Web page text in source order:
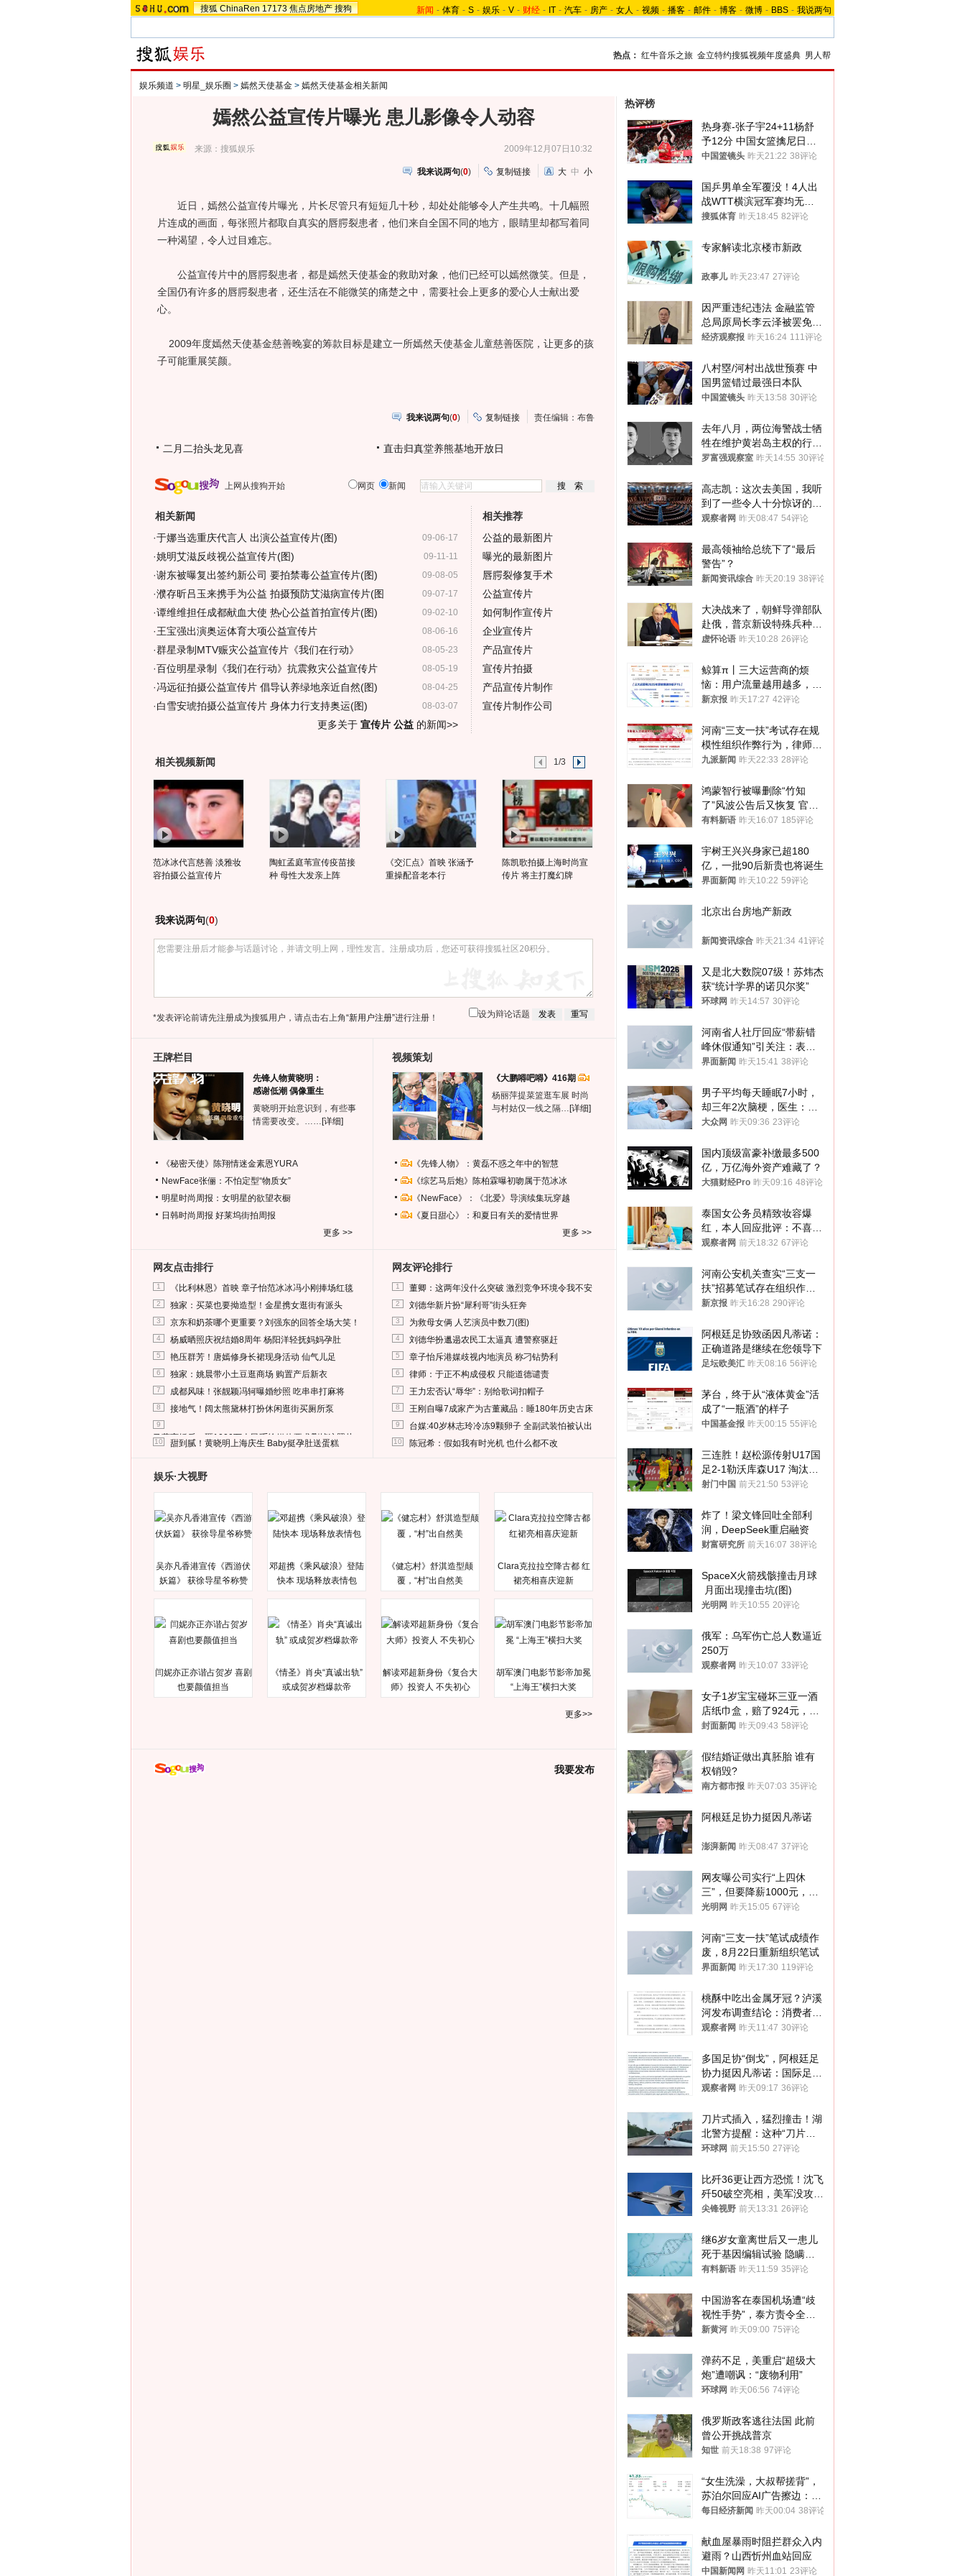
搜狐 ChinaRen 17173 焦点房地产 搜狗 新闻 - 体育 - S - 娱乐 - V - 财经 - IT - 汽车 - 房产 - 女人 - 视频 - 播客 - 邮件 - 博客 - 微博 - BBS - 我说两句
热点： 红牛音乐之旅 金立特约搜狐视频年度盛典 男人帮
娱乐频道 > 明星_娱乐圈 > 嫣然天使基金 > 嫣然天使基金相关新闻
嫣然公益宣传片曝光 患儿影像令人动容
来源：搜狐娱乐 2009年12月07日10:32
我来说两句(0) 复制链接 大 中 小
近日，嫣然公益宣传片曝光，片长尽管只有短短几十秒，却处处能够令人产生共鸣。十几幅照
片连成的画面，每张照片都取自真实的唇腭裂患者，他们来自全国不同的地方，眼睛里却都写着同
一种渴望，令人过目难忘。
公益宣传片中的唇腭裂患者，都是嫣然天使基金的救助对象，他们已经可以嫣然微笑。但是，
全国仍有许多的唇腭裂患者，还生活在不能微笑的痛楚之中，需要社会上更多的爱心人士献出爱
心。
2009年度嫣然天使基金慈善晚宴的筹款目标是建立一所嫣然天使基金儿童慈善医院，让更多的孩
子可能重展笑颜。
我来说两句(0) 复制链接 责任编辑：布鲁
二月二抬头龙见喜 直击归真堂养熊基地开放日
上网从搜狗开始 网页 新闻
相关新闻
09-06-17
·于娜当选重庆代言人 出演公益宣传片(图)
09-11-11
·姚明艾滋反歧视公益宣传片(图)
09-08-05
·谢东被曝复出签约新公司 要拍禁毒公益宣传片(图)
09-07-17
·濮存昕吕玉来携手为公益 拍摄预防艾滋病宣传片(图
09-02-10
·谭维维担任成都献血大使 热心公益首拍宣传片(图)
08-06-16
·王宝强出演奥运体育大项公益宣传片
08-05-23
·群星录制MTV赈灾公益宣传片《我们在行动》
08-05-19
·百位明星录制《我们在行动》抗震救灾公益宣传片
08-04-25
·冯远征拍摄公益宣传片 倡导认养绿地亲近自然(图)
08-03-07
·白雪安琥拍摄公益宣传片 身体力行支持奥运(图)
更多关于 宣传片 公益的新闻>>
相关推荐
公益的最新图片
曝光的最新图片
唇腭裂修复手术
公益宣传片
如何制作宣传片
企业宣传片
产品宣传片
宣传片拍摄
产品宣传片制作
宣传片制作公司
相关视频新闻 1/3
范冰冰代言慈善 淡雅妆
容拍摄公益宣传片
陶虹孟庭苇宣传疫苗接
种 母性大发亲上阵
《交汇点》首映 张涵予
重操配音老本行
陈凯歌拍摄上海时尚宣
传片 将主打魔幻牌
我来说两句(0)
*发表评论前请先注册成为搜狐用户，请点击右上角“新用户注册”进行注册！ 设为辩论话题
王牌栏目
先锋人物黄晓明：
感谢低潮 偶像重生
黄晓明开始意识到，有些事
情需要改变。…… [详细]
《秘密天使》陈翔情迷金素恩YURA
NewFace张俪：不怕定型“物质女”
明星时尚周报：女明星的欲望衣橱
日韩时尚周报 好莱坞街拍周报
更多 >>
视频策划
《大鹏嘚吧嘚》416期
杨丽萍提菜篮逛车展 时尚
与村姑仅一线之隔… [详细]
《先锋人物》：黄磊不惑之年中的智慧
《综艺马后炮》陈柏霖曝初吻属于范冰冰
《NewFace》：《北爱》导演续集玩穿越
《夏日甜心》：和夏日有关的爱情世界
更多 >>
网友点击排行
1 《比利林恩》首映 章子怡范冰冰冯小刚捧场红毯
2 独家：买菜也要拗造型！金星携女逛街有派头
3 京东和奶茶哪个更重要？刘强东的回答全场大笑！
4 杨威晒照庆祝结婚8周年 杨阳洋轻抚妈妈孕肚
5 艳压群芳！唐嫣修身长裙现身活动 仙气儿足
6 独家：姚晨带小土豆逛商场 购置产后新衣
7 成都风味！张靓颖冯轲曝婚纱照 吃串串打麻将
8 接地气！阔太熊黛林打扮休闲逛街买厕所泵
9
马蓉离婚后，砸1000万人民币给媒体要求删掉这照片
10 甜到腻！黄晓明上海庆生 Baby挺孕肚送蛋糕
网友评论排行
1 董卿：这两年没什么突破 激烈竞争环境令我不安
2 刘德华新片扮“犀利哥”街头狂奔
3 为救母女俩 人艺演员中数刀(图)
4 刘德华扮邋遢农民工太逼真 遭警察驱赶
5 章子怡斥港媒歧视内地演员 称刁钻势利
6 律师：于正不构成侵权 只能道德谴责
7 王力宏否认“辱华”：别给歌词扣帽子
8 王刚自曝7成家产为古董藏品：睡180年历史古床
9 台媒:40岁林志玲冷冻9颗卵子 全副武装怕被认出
10 陈冠希：假如我有时光机 也什么都不改
娱乐·大视野
吴亦凡香港宣传《西游伏
妖篇》 获徐导星爷称赞
邓超携《乘风破浪》登陆
快本 现场释放表情包
《健忘村》舒淇造型颠
覆，“村”出自然美
Clara克拉拉空降古都 红
裙亮相喜庆迎新
闫妮亦正亦谐占贺岁 喜剧
也要颜值担当
《情圣》肖央“真诚出轨”
或成贺岁档爆款帝
解读邓超新身份《复合大
师》投资人 不失初心
胡军澳门电影节影帝加冕
“上海王”横扫大奖
更多>>
我要发布
热评榜
热身赛-张子宇24+11杨舒
予12分 中国女篮擒尼日利
亚
中国篮镜头 昨天21:22 38评论
国乒男单全军覆没！4人出
战WTT横滨冠军赛均无缘
八强
搜狐体育 昨天18:45 82评论
专家解读北京楼市新政
政事儿 昨天23:47 27评论
因严重违纪违法 金融监管
总局原局长李云泽被罢免全
国人大代表
经济观察报 昨天16:24 111评论
八村塁/河村出战世预赛 中
国男篮错过最强日本队
中国篮镜头 昨天13:58 30评论
去年八月，两位海警战士牺
牲在维护黄岩岛主权的行动
中
罗富强观察室 昨天14:55 30评论
高志凯：这次去美国，我听
到了一些令人十分惊讶的消
息
观察者网 昨天08:47 54评论
最高领袖给总统下了“最后
警告”？
新闻资讯综合 昨天20:19 38评论
大决战来了，朝鲜导弹部队
赴俄，普京新设特殊兵种，
76岁老将扛旗
虚怀论语 昨天10:28 26评论
鲸算π丨三大运营商的烦
恼：用户流量越用越多，收
入却越来越少
新京报 昨天17:27 42评论
河南“三支一扶”考试存在规
模性组织作弊行为，律师：
涉嫌非法获取国家秘密罪等
九派新闻 昨天22:33 28评论
鸿蒙智行被曝删除“竹知
了”风波公告后又恢复 官媒
曾力挺：劝华为要大度的，
有料新语 昨天16:07 185评论
宇树王兴兴身家已超180
亿，一批90后新贵也将诞生
界面新闻 昨天10:22 59评论
北京出台房地产新政
新闻资讯综合 昨天21:34 41评论
又是北大数院07级！苏炜杰
获“统计学界的诺贝尔奖”
环球网 昨天14:57 30评论
河南省人社厅回应“带薪错
峰休假通知”引关注：表述
不够准确，待修改后印发
界面新闻 昨天15:41 38评论
男子平均每天睡眠7小时，
却三年2次脑梗，医生：这
样睡觉更伤身
大众网 昨天09:36 23评论
国内顶级富豪补缴最多500
亿，万亿海外资产难藏了？
大猫财经Pro 昨天09:16 48评论
泰国女公务员精致妆容爆
红，本人回应批评：不喜欢
就别看
观察者网 前天18:32 67评论
河南公安机关查实“三支一
扶”招募笔试存在组织作弊
犯罪行为
新京报 昨天16:28 290评论
阿根廷足协致函因凡蒂诺：
正确道路是继续在您领导下
足坛欧美汇 昨天08:16 56评论
茅台，终于从“液体黄金”活
成了“一瓶酒”的样子
中国基金报 昨天00:15 55评论
三连胜！赵松源传射U17国
足2-1勒沃库森U17 淘汰赛
将战河床
射门中国 前天21:50 53评论
炸了！梁文锋回吐全部利
润，DeepSeek重启融资
财富研究所 前天16:07 38评论
SpaceX火箭残骸撞击月球
月面出现撞击坑(图)
光明网 昨天10:55 20评论
俄军：乌军伤亡总人数逼近
250万
观察者网 昨天10:07 33评论
女子1岁宝宝碰坏三亚一酒
店纸巾盒，赔了924元，发
帖吐槽后酒店退还一半的
封面新闻 昨天09:43 58评论
假结婚证做出真胚胎 谁有
权销毁?
南方都市报 昨天07:03 35评论
阿根廷足协力挺因凡蒂诺
澎湃新闻 昨天08:47 37评论
网友曝公司实行“上四休
三”，但要降薪1000元，不
接受只能辞职
光明网 昨天15:05 67评论
河南“三支一扶”笔试成绩作
废，8月22日重新组织笔试
界面新闻 昨天17:30 119评论
桃酥中吃出金属牙冠？泸溪
河发布调查结论：消费者已
澄清，所发视频情况不属实
观察者网 昨天11:47 30评论
多国足协“倒戈”，阿根廷足
协力挺因凡蒂诺：国际足联
今后应继续在其领导下前行
观察者网 昨天09:17 36评论
刀片式插入，猛烈撞击！湖
北警方提醒：这种“刀片超
车”，太危险了
环球网 前天15:50 27评论
比歼36更让西方恐慌！沈飞
歼50破空亮相，美军没攻克
的技术被拿下
尖锋视野 前天13:31 26评论
继6岁女童离世后又一患儿
死于基因编辑试验 隐瞒一
年才对外披露
有料新语 昨天11:59 35评论
中国游客在泰国机场遭“歧
视性手势”，泰方责令全面
调查，对责任人采取最严厉
新黄河 昨天09:00 75评论
弹药不足，美重启“超级大
炮”遭嘲讽：“废物利用”
环球网 昨天06:56 74评论
俄罗斯政客逃往法国 此前
曾公开挑战普京
知世 前天18:38 97评论
“女生洗澡，大叔帮搓背”，
苏泊尔回应AI广告擦边：视
频全下架，已强化内容管理
每日经济新闻 昨天00:04 38评论
献血屋暴雨时阻拦群众入内
避雨？山西忻州血站回应
中国新闻网 昨天11:01 23评论